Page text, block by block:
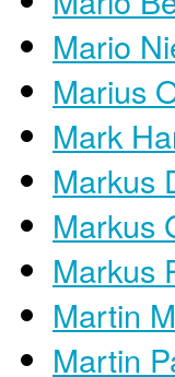
Mario
Marius
Mark
Markus
Markus
Markus
Martin
Martin